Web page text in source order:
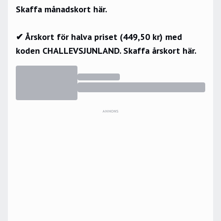
Skaffa månadskort här.
✔ Årskort för halva priset (449,50 kr) med
koden CHALLEVSJUNLAND. Skaffa årskort här.
ANNONS